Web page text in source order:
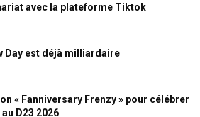
avec la plateforme Tiktok
Day est déjà milliardaire
« Fanniversary Frenzy » pour célébrer
D23 2026